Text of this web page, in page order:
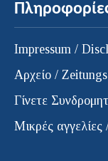
Impressum /
Αρχείο /
Γίνετε
Μικρές